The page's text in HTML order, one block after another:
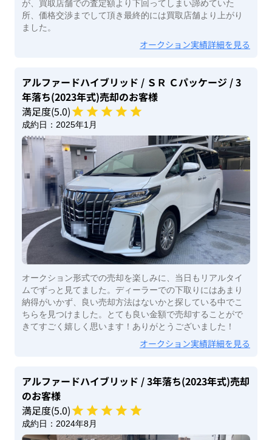
が、買取店舗での査定額より下回ってしまい諦めていた
所、価格交渉までして頂き最終的には買取店舗より上がり
ました。
オークション実績詳細を見る
アルファードハイブリッド / ＳＲ Ｃパッケージ / 3
年落ち(2023年式)売却のお客様
満足度(5.0)
成約日： 2025年1月
オークション形式での売却を楽しみに、当日もリアルタイ
ムでずっと見てました。ディーラーでの下取りにはあまり
納得がいかず、良い売却方法はないかと探している中でこ
ちらを見つけました。とても良い金額で売却することがで
きてすごく嬉しく思います！ありがとうございました！
オークション実績詳細を見る
アルファードハイブリッド / 3年落ち(2023年式)売却
のお客様
満足度(5.0)
成約日： 2024年8月